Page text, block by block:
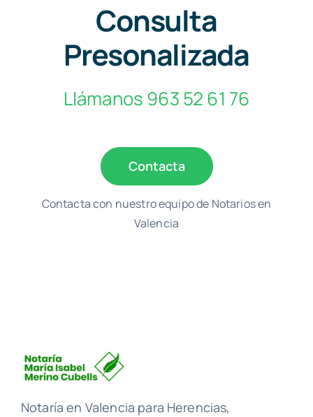
Consulta
Presonalizada
Llámanos 963 52 61 76
Contacta
Contacta con nuestro equipo de Notarios en
Valencia
Notaría en Valencia para Herencias,